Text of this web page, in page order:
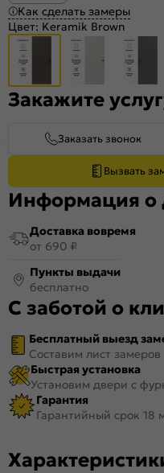
Как сделать замеры
Цвет: Keramik Brown
Закажите
Заказать звонок
Вызвать
Информация о
Доставка вовремя
от 690 ₽
Пункты выдачи
бесплатно
С заботой о
Бесплатный выезд
Составим лист замеров
Быстрая установка
Установим двери с
Гарантия
Гарантийный срок 18